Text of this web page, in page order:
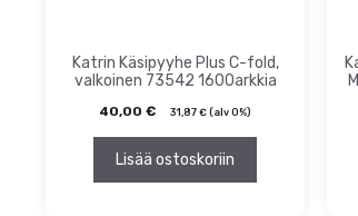
Katrin Käsipyyhe Plus C-fold,
valkoinen 73542 1600arkkia
40,00€ 31,87€ (alv 0%)
Lisää ostoskoriin